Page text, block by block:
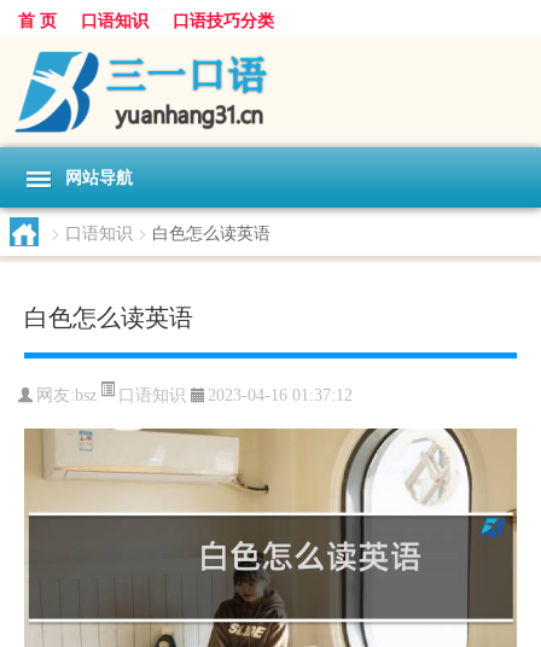
首 页 口语知识 口语技巧分类
网站导航
> 口语知识 > 白色怎么读英语
白色怎么读英语
网友:bsz 口语知识 2023-04-16 01:37:12